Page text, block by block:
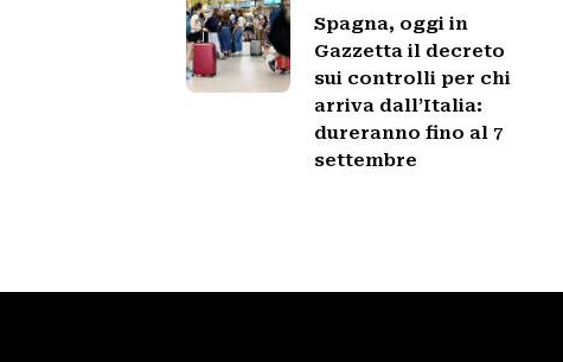
Spagna, oggi in
Gazzetta il decreto
sui controlli per chi
arriva dall’Italia:
dureranno fino al 7
settembre